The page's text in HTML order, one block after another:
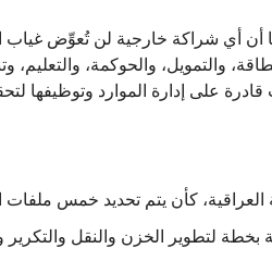
أي شراكة خارجية لن تُعوِّض غياب
والتمويل، والحوكمة، والتعليم،
على إدارة الموارد وتوظيفها
العراقية، كأن يتم تحديد خمس
لتطوير الخزن والنقل والتكرير